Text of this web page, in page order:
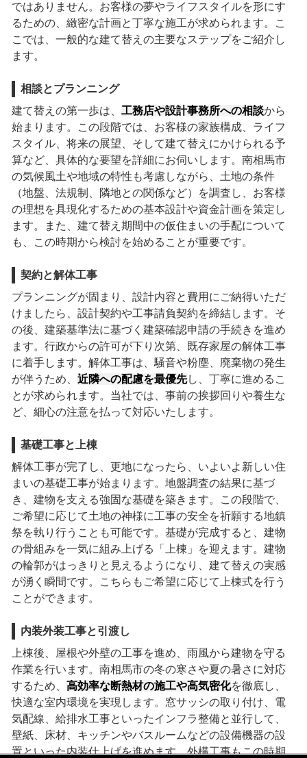
ではありません。お客様の夢やライフスタイルを形にす
るための、緻密な計画と丁寧な施工が求められます。こ
こでは、一般的な建て替えの主要なステップをご紹介し
ます。
相談とプランニング
建て替えの第一歩は、 工務店や設計事務所への相談から
始まります。この段階では、お客様の家族構成、ライフ
スタイル、将来の展望、そして建て替えにかけられる予
算など、具体的な要望を詳細にお伺いします。南相馬市
の気候風土や地域の特性も考慮しながら、土地の条件
（地盤、法規制、隣地との関係など）を調査し、お客様
の理想を具現化するための基本設計や資金計画を策定し
ます。また、建て替え期間中の仮住まいの手配について
も、この時期から検討を始めることが重要です。
契約と解体工事
プランニングが固まり、設計内容と費用にご納得いただ
けましたら、設計契約や工事請負契約を締結します。そ
の後、建築基準法に基づく建築確認申請の手続きを進め
ます。行政からの許可が下り次第、既存家屋の解体工事
に着手します。解体工事は、騒音や粉塵、廃棄物の発生
が伴うため、 近隣への配慮を最優先し、丁寧に進めるこ
とが求められます。当社では、事前の挨拶回りや養生な
ど、細心の注意を払って対応いたします。
基礎工事と上棟
解体工事が完了し、更地になったら、いよいよ新しい住
まいの基礎工事が始まります。地盤調査の結果に基づ
き、建物を支える強固な基礎を築きます。この段階で、
ご希望に応じて土地の神様に工事の安全を祈願する地鎮
祭を執り行うことも可能です。基礎が完成すると、建物
の骨組みを一気に組み上げる「上棟」を迎えます。建物
の輪郭がはっきりと見えるようになり、建て替えの実感
が湧く瞬間です。こちらもご希望に応じて上棟式を行う
ことができます。
内装外装工事と引渡し
上棟後、屋根や外壁の工事を進め、雨風から建物を守る
作業を行います。南相馬市の冬の寒さや夏の暑さに対応
するため、 高効率な断熱材の施工や高気密化を徹底し、
快適な室内環境を実現します。窓サッシの取り付け、電
気配線、給排水工事といったインフラ整備と並行して、
壁紙、床材、キッチンやバスルームなどの設備機器の設
置といった内装仕上げを進めます。外構工事もこの時期